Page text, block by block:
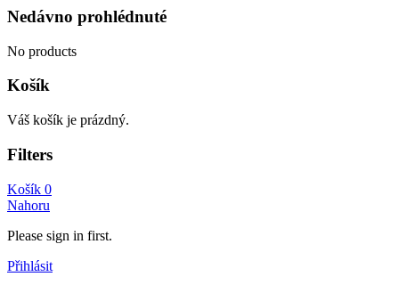
Nedávno prohlédnuté
No products
Košík
Váš košík je prázdný.
Filters
Košík 0
Nahoru
Please sign in first.
Přihlásit